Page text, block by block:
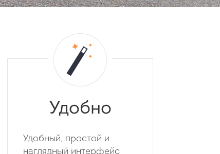
Удобно
Удобный, простой и
наглядный интерфейс